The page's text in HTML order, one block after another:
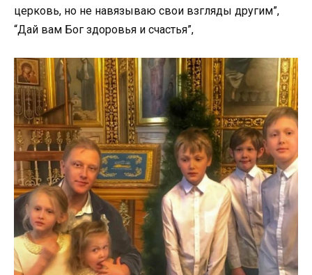
церковь, но не навязываю свои взгляды другим”,
“Дай вам Бог здоровья и счастья”,